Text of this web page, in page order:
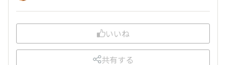
いいね
共有する